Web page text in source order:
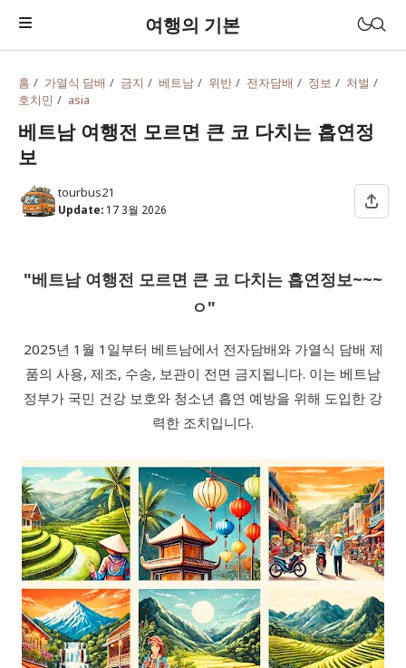
여행의 기본
베트남
태국
프랑스
이탈리아
스위스
스페인
홈 가열식 담배 금지 베트남 위반 전자담배 정보
처벌
호치민
asia
베트남 여행전 모르면 큰 코 다치는 흡연정
보
tourbus21
Update: 17 3월 2026
"베트남 여행전 모르면 큰 코 다치는 흡연정보~~~
ㅇ"
2025년 1월 1일부터 베트남에서 전자담배와 가열식 담배 제
품의 사용, 제조, 수송, 보관이 전면 금지됩니다. 이는 베트남
정부가 국민 건강 보호와 청소년 흡연 예방을 위해 도입한 강
력한 조치입니다.